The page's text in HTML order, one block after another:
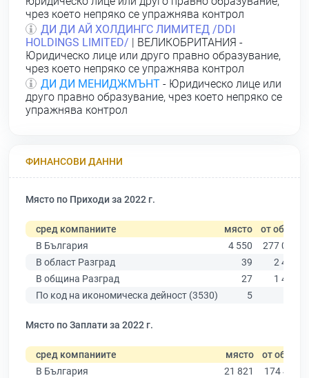
чрез което непряко се упражнява контрол
ДИ ДИ АЙ ХОЛДИНГС ЛИМИТЕД /DDI
НOLDINGS LIMITED/ | ВЕЛИКОБРИТАНИЯ -
Юридическо лице или друго правно образувание,
чрез което непряко се упражнява контрол
ДИ ДИ МЕНИДЖМЪНТ - Юридическо лице или
друго правно образувание, чрез което непряко се
упражнява контрол
ФИНАНСОВИ ДАННИ
Място по Приходи за 2022 г.
сред компаниите място от общо
В България
4 550
277 019
В област Разград
39
2 463
В община Разград
27
1 495
По код на икономическа дейност (3530)
5
Място по Заплати за 2022 г.
сред компаниите място от общо
В България
21 821
174 403